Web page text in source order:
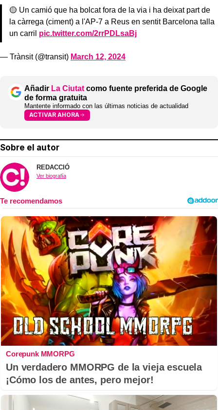
🟡 Un camió que ha bolcat fora de la via i ha deixat part de
la càrrega (ciment) a l'AP-7 a Reus en sentit Barcelona talla
un carril pic.twitter.com/2rrPDLsaBj
— Trànsit (@transit) March 12, 2024
Añadir La Ciutat como fuente preferida de Google
de forma gratuita
Mantente informado con las últimas noticias de actualidad
ACTIVAR AHORA
Sobre el autor
REDACCIÓ
Ver biografía
Corepunk MMORPG
Un verdadero MMORPG de la vieja escuela
¡Cómo los de antes, pero mejor!